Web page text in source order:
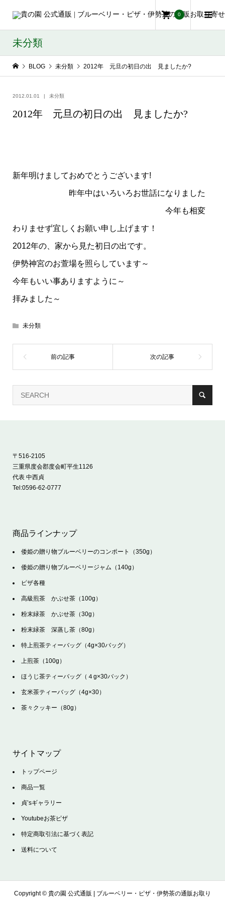
0
未分類
BLOG 未分類 2012年 元旦の初日の出 見ましたか?
2012.01.01 未分類
2012年 元旦の初日の出 見ましたか?
新年明けましておめでとうございます!
昨年中はいろいろお世話になりました
今年も相変
わりませず宜しくお願い申し上げます！
2012年の、家から見た初日の出です。
伊勢神宮のお萱場を照らしています～
今年もいい事ありますように～
拝みました～
未分類
〒516-2105
三重県度会郡度会町平生1126
代表 中西貞
Tel:0596-62-0777
商品ラインナップ
倭姫の贈り物ブルーベリーのコンポート（350g）
倭姫の贈り物ブルーベリージャム（140g）
ピザ各種
高級煎茶 かぶせ茶（100g）
粉末緑茶 かぶせ茶（30g）
粉末緑茶 深蒸し茶（80g）
特上煎茶ティーバッグ（4g×30バッグ）
上煎茶（100g）
ほうじ茶ティーバッグ（４g×30バック）
玄米茶ティーバッグ（4g×30）
茶々クッキー（80g）
サイトマップ
トップページ
商品一覧
貞’sギャラリー
Youtubeお茶ピザ
特定商取引法に基づく表記
送料について
Copyright © 貴の園 公式通販 | ブルーベリー・ピザ・伊勢茶の通販お取り